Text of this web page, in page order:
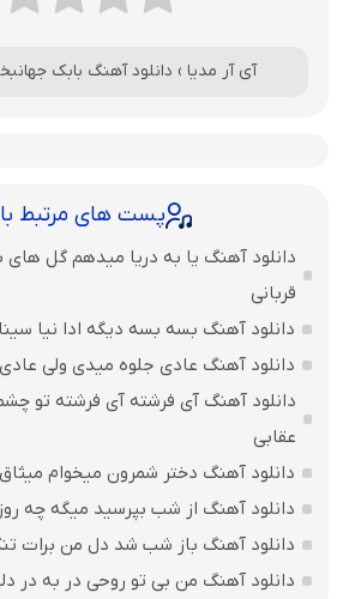
آی آر مدیا › دانلود آهنگ بابک
پست های مرتبط
دانلود آهنگ یا به دریا میدهم گل های
قربانی
دانلود آهنگ بسه بسه دیگه ادا نیا
دانلود آهنگ عادی جلوه میدی ولی
دانلود آهنگ آی فرشته آی فرشته تو
عقابی
دانلود آهنگ دختر شمرون میخوام
دانلود آهنگ از شب بپرسید میگه چه
دانلود آهنگ باز شب شد دل من برات
دانلود آهنگ من بی تو روحی در به در